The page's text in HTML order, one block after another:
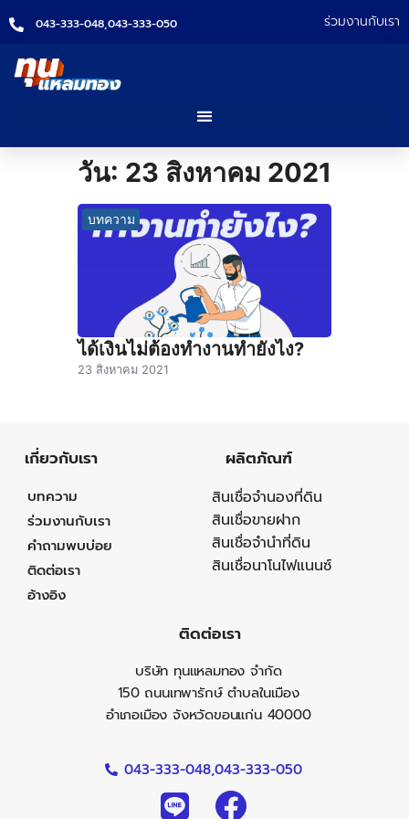
043-333-048,043-333-050 ร่วมงานกับเรา
วัน: 23 สิงหาคม 2021
บทความ
ได้เงินไม่ต้องทำงานทำยังไง?
23 สิงหาคม 2021
เกี่ยวกับเรา
บทความ
ร่วมงานกับเรา
คำถามพบบ่อย
ติดต่อเรา
อ้างอิง
ผลิตภัณฑ์
สินเชื่อจำนองที่ดิน
สินเชื่อขายฝาก
สินเชื่อจำนำที่ดิน
สินเชื่อนาโนไฟแนนซ์
ติดต่อเรา
บริษัท ทุนแหลมทอง จำกัด
150 ถนนเทพารักษ์ ตำบลในเมือง
อำเภอเมือง จังหวัดขอนแก่น 40000
043-333-048,043-333-050